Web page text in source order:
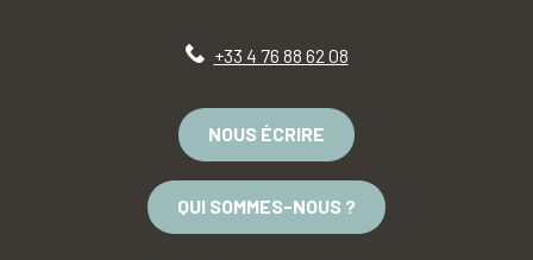
+33 4 76 88 62 08
NOUS ÉCRIRE
QUI SOMMES-NOUS ?